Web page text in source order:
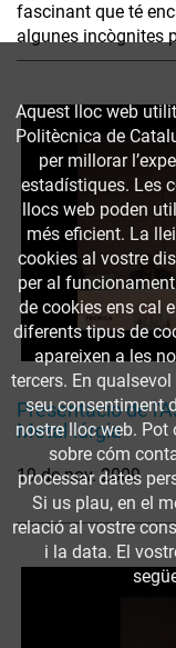
fascinant que té
algunes incògnites
Presentació de
Metal·lúrgia
19 de nov. 2009
Aquest lloc web
Politècnica de
per millorar
estadístiques. Les
llocs web poden
més eficient. La
cookies al vostre
per al
de cookies ens cal
diferents tipus de
apareixen a les
tercers. En
seu consentiment
nostre lloc web.
sobre cóm
processar dates
Si us plau, en el
relació al vostre
i la data. El